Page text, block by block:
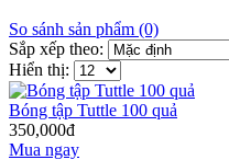
So sánh sản phẩm (0)
Sắp xếp theo:
Hiển thị:
Bóng tập Tuttle 100 quả
350,000đ
Mua ngay